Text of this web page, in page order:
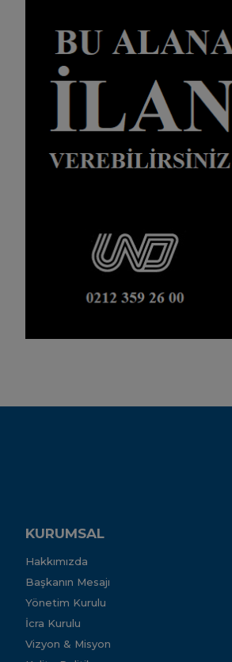
KURUMSAL
Hakkımızda
Başkanın Mesajı
Yönetim Kurulu
İcra Kurulu
Vizyon & Misyon